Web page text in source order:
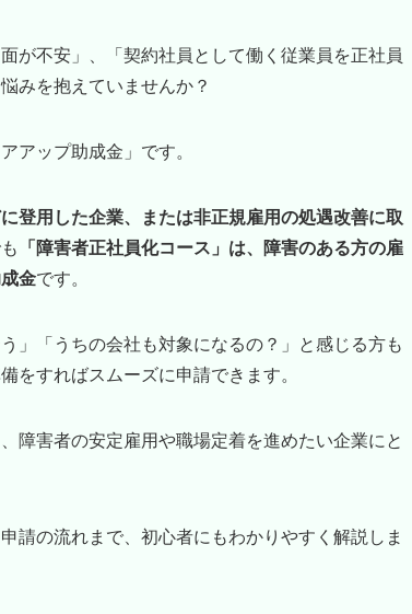
が不安」、「契約社員として働く従業員を正社員
みを抱えていませんか？
アップ助成金」です。
登用した企業、または非正規雇用の処遇改善に取
「障害者正社員化コース」は、障害のある方の雇
金です。
」「うちの会社も対象になるの？」と感じる方も
をすればスムーズに申請できます。
障害者の安定雇用や職場定着を進めたい企業にと
請の流れまで、初心者にもわかりやすく解説しま